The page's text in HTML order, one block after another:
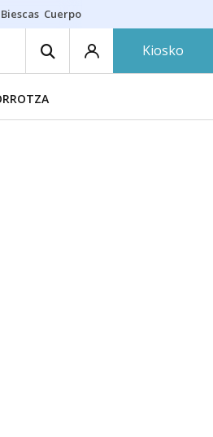
Cuerpo ría
Kiosko